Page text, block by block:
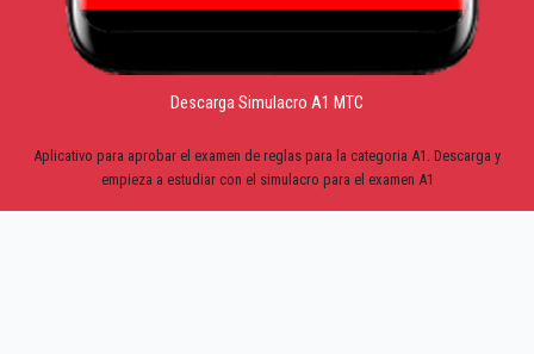
Descarga Simulacro A1 MTC
Aplicativo para aprobar el examen de reglas para la categoria A1. Descarga y
empieza a estudiar con el simulacro para el examen A1